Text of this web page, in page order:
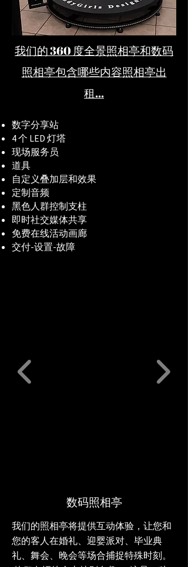
我们的 360 度全景照相亭和数码
照相亭包含哪些内容照相亭出
租...
数字分享站
4 个 LED 灯塔
现场服务员
道具
自定义叠加层和效果
定制音频
黑色人群控制支柱
即时社交媒体共享
免费在线活动画廊
交付-设置-故障
数码照相亭
我们的照相亭将提供互动体验，让您和
您的客人在婚礼、迎婴派对、毕业典
礼、舞会、晚会等场合捕捉特殊时刻。